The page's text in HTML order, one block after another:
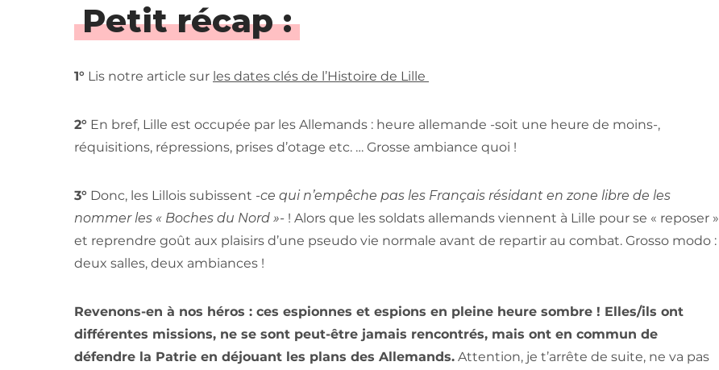
Petit récap :
1° Lis notre article sur les dates clés de l’Histoire de Lille
2° En bref, Lille est occupée par les Allemands : heure allemande -soit une heure de moins-,
réquisitions, répressions, prises d’otage etc. … Grosse ambiance quoi !
3° Donc, les Lillois subissent -ce qui n’empêche pas les Français résidant en zone libre de les
nommer les « Boches du Nord »- ! Alors que les soldats allemands viennent à Lille pour se « reposer »
et reprendre goût aux plaisirs d’une pseudo vie normale avant de repartir au combat. Grosso modo :
deux salles, deux ambiances !
Revenons-en à nos héros : ces espionnes et espions en pleine heure sombre ! Elles/ils ont
différentes missions, ne se sont peut-être jamais rencontrés, mais ont en commun de
défendre la Patrie en déjouant les plans des Allemands. Attention, je t’arrête de suite, ne va pas